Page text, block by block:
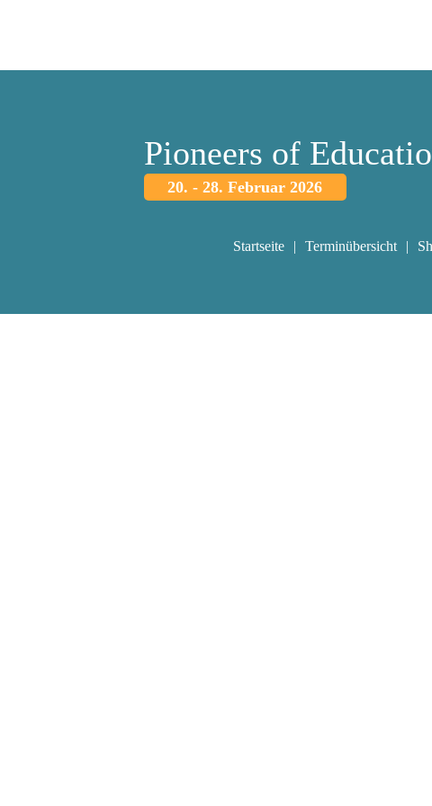
Pioneers of
20. - 28. Februar 2026
Startseite Terminübersicht